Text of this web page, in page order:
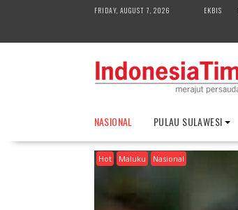
FRIDAY, AUGUST 7, 2026 EKBIS
NASIONAL PULAU SULAWESI
Hot Maluku Nasional